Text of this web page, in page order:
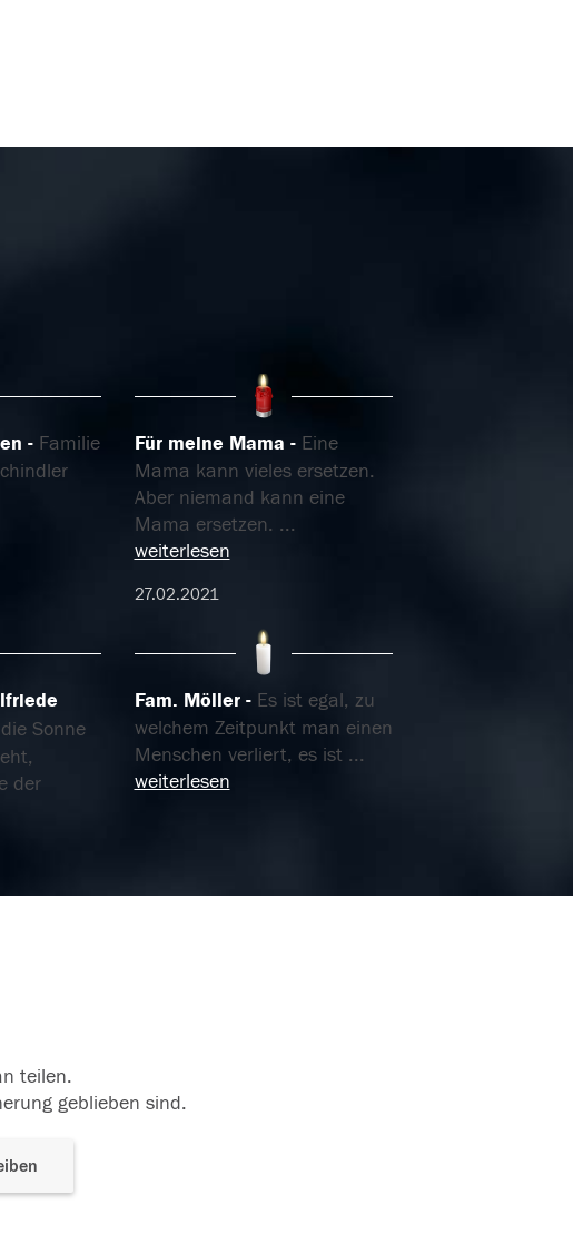
Familie
Für meine Mama
Eine
Mama kann vieles ersetzen.
Aber niemand kann eine
Mama ersetzen. ...
weiterlesen
27.02.2021
Sonne
der
Fam. Möller
Es ist egal, zu
welchem Zeitpunkt man einen
Menschen verliert, es ist ...
weiterlesen
teilen.
geblieben sind.